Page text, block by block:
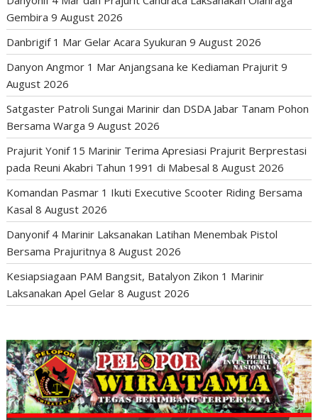
Gembira 9 August 2026
Danbrigif 1 Mar Gelar Acara Syukuran 9 August 2026
Danyon Angmor 1 Mar Anjangsana ke Kediaman Prajurit 9
August 2026
Satgaster Patroli Sungai Marinir dan DSDA Jabar Tanam Pohon
Bersama Warga 9 August 2026
Prajurit Yonif 15 Marinir Terima Apresiasi Prajurit Berprestasi
pada Reuni Akabri Tahun 1991 di Mabesal 8 August 2026
Komandan Pasmar 1 Ikuti Executive Scooter Riding Bersama
Kasal 8 August 2026
Danyonif 4 Marinir Laksanakan Latihan Menembak Pistol
Bersama Prajuritnya 8 August 2026
Kesiapsiagaan PAM Bangsit, Batalyon Zikon 1 Marinir
Laksanakan Apel Gelar 8 August 2026